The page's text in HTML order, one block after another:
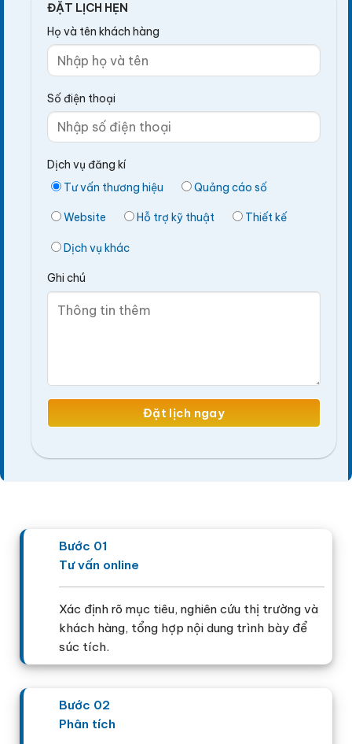
ĐẶT LỊCH HẸN
Họ và tên khách hàng
Số điện thoại
Dịch vụ đăng kí
Tư vấn thương hiệu
Quảng cáo số
Website Hỗ trợ kỹ thuật Thiết kế
Dịch vụ khác
Ghi chú
Bước 01
Tư vấn online
Xác định rõ mục tiêu, nghiên cứu thị trường và
khách hàng, tổng hợp nội dung trình bày để
súc tích.
Bước 02
Phân tích